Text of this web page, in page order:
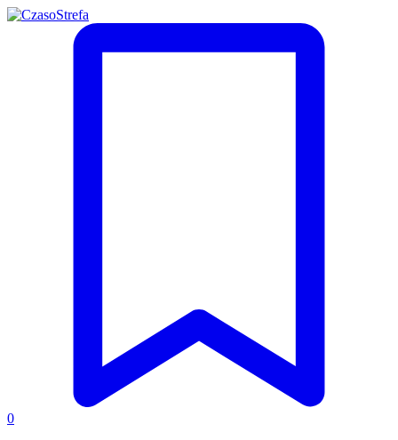
0